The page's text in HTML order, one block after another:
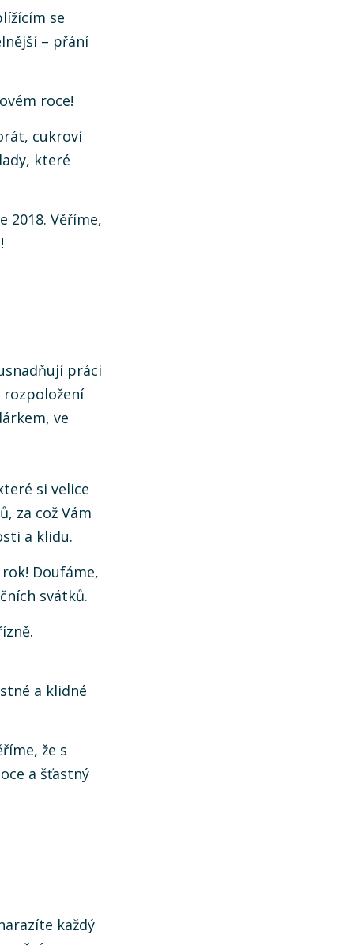
se
– přání
roce!
cukroví
které
2018. Věříme,
práci
rozpoložení
ve
si velice
za což Vám
a klidu.
Doufáme,
svátků.
a klidné
že s
a šťastný
každý